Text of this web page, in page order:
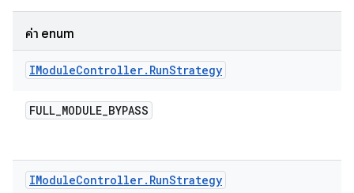
ค่า enum
IModuleController. RunStrategy
FULL_MODULE_BYPASS
IModuleController. RunStrategy